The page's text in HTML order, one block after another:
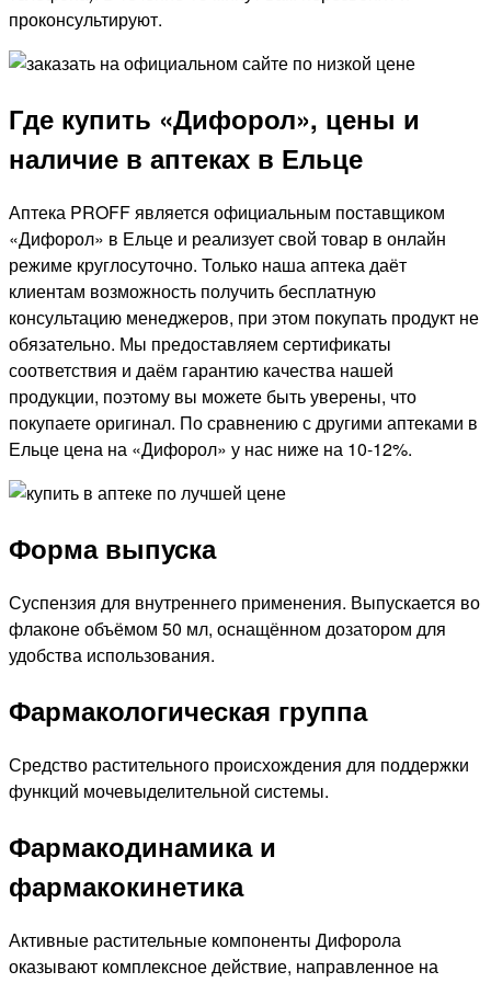
проконсультируют.
Где купить «Дифорол», цены и
наличие в аптеках в Ельце
Аптека PROFF является официальным поставщиком
«Дифорол» в Ельце и реализует свой товар в онлайн
режиме круглосуточно. Только наша аптека даёт
клиентам возможность получить бесплатную
консультацию менеджеров, при этом покупать продукт не
обязательно. Мы предоставляем сертификаты
соответствия и даём гарантию качества нашей
продукции, поэтому вы можете быть уверены, что
покупаете оригинал. По сравнению с другими аптеками в
Ельце цена на «Дифорол» у нас ниже на 10-12%.
Форма выпуска
Суспензия для внутреннего применения. Выпускается во
флаконе объёмом 50 мл, оснащённом дозатором для
удобства использования.
Фармакологическая группа
Средство растительного происхождения для поддержки
функций мочевыделительной системы.
Фармакодинамика и
фармакокинетика
Активные растительные компоненты Дифорола
оказывают комплексное действие, направленное на